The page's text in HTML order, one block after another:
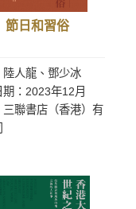
節日和習俗
陸人龍、鄧少冰
期：2023年12月
三聯書店（香港）有